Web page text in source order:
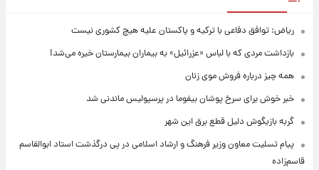
ریاض: توافق دفاعی با ترکیه و پاکستان علیه هیچ کشوری نیست
بازداشت مردی که با لباس «عزرائیل» به بیماران بیمارستان خیره می‌شد!
همه چیز درباره فروش موی زنان
خبر خوش برای سرخ پوشان بیفوما در پرسپولیس ماندنی شد
گربه بازیگوش دلیل قطع برق این شهر
پیام تسلیت معاون وزیر فرهنگ و ارشاد اسلامی در پی درگذشت استاد ابوالقاسم
قاسم‌زاده